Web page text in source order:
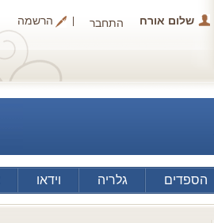
שלום אורח התחבר הרשמה
הספדים גלריה וידאו